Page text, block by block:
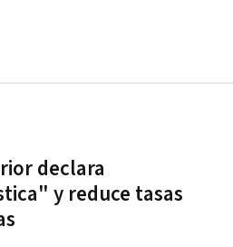
declara
y reduce tasas